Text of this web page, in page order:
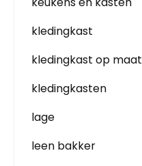
kledingkast
kledingkast op maat
kledingkasten
lage
leen bakker